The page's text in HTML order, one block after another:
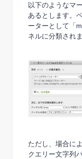
以下のようなマ
あるとします。
ーターとして「
ネルに分類されま
ただし、場合に
クエリー文字列